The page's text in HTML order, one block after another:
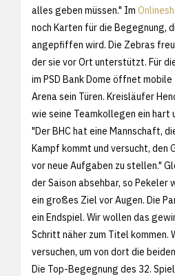
alles geben müssen." Im
noch Karten für die Begegnung,
angepfiffen wird. Die Zebras
der sie vor Ort unterstützt. Für
im PSD Bank Dome öffnet
Arena sein Türen. Kreisläufer
wie seine Teamkollegen ein hart
"Der BHC hat eine Mannschaft,
Kampf kommt und versucht, den
vor neue Aufgaben zu stellen."
der Saison absehbar, so Pekeler
ein großes Ziel vor Augen. Die
ein Endspiel. Wir wollen das
Schritt näher zum Titel kommen.
versuchen, um von dort die
Die Top-Begegnung des 32.